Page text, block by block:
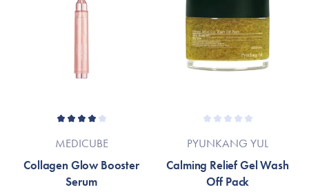
VIS FLERE ANMELDELSER
MEDICUBE
Collagen Glow Booster
Serum
PYUNKANG YUL
Calming Relief Gel Wash
Off Pack